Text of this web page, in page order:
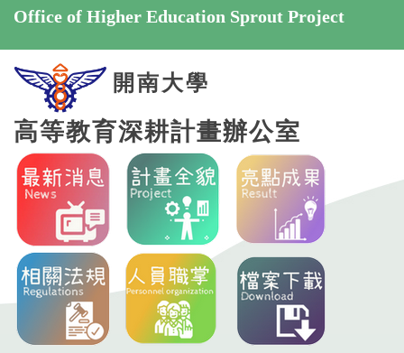
跳
主
要
區
Office of Higher Education Sprout Project
開南大學
高等教育深耕計畫辦公室